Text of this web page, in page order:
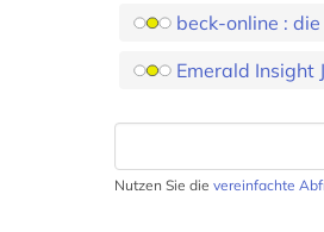
beck-online :
Emerald Insight
Nutzen Sie die vereinfachte